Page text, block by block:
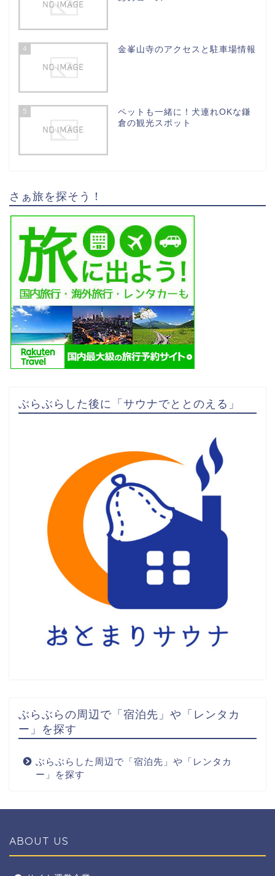
4 金峯山寺のアクセスと駐車場情報
5
ペットも一緒に！犬連れOKな鎌
倉の観光スポット
さぁ旅を探そう！
ぶらぶらした後に「サウナでととのえる」
ぶらぶらの周辺で「宿泊先」や「レンタカ
ー」を探す
ぶらぶらした周辺で「宿泊先」や「レンタカ
ー」を探す
ABOUT US